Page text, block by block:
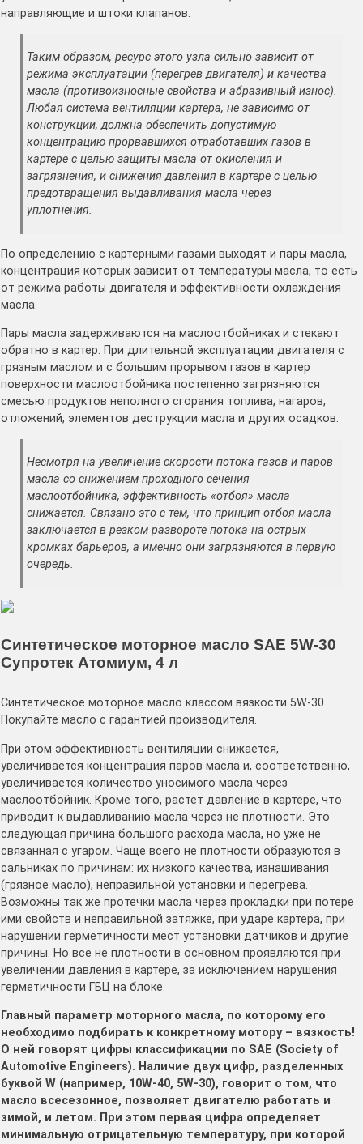
направляющие и штоки клапанов.
Таким образом, ресурс этого узла сильно зависит от
режима эксплуатации (перегрев двигателя) и качества
масла (противоизносные свойства и абразивный износ).
Любая система вентиляции картера, не зависимо от
конструкции, должна обеспечить допустимую
концентрацию прорвавшихся отработавших газов в
картере с целью защиты масла от окисления и
загрязнения, и снижения давления в картере с целью
предотвращения выдавливания масла через
уплотнения.
По определению с картерными газами выходят и пары масла,
концентрация которых зависит от температуры масла, то есть
от режима работы двигателя и эффективности охлаждения
масла.
Пары масла задерживаются на маслоотбойниках и стекают
обратно в картер. При длительной эксплуатации двигателя с
грязным маслом и с большим прорывом газов в картер
поверхности маслоотбойника постепенно загрязняются
смесью продуктов неполного сгорания топлива, нагаров,
отложений, элементов деструкции масла и других осадков.
Несмотря на увеличение скорости потока газов и паров
масла со снижением проходного сечения
маслоотбойника, эффективность «отбоя» масла
снижается. Связано это с тем, что принцип отбоя масла
заключается в резком развороте потока на острых
кромках барьеров, а именно они загрязняются в первую
очередь.
Синтетическое моторное масло SAE 5W-30
Супротек Атомиум, 4 л
Синтетическое моторное масло классом вязкости 5W-30.
Покупайте масло с гарантией производителя.
При этом эффективность вентиляции снижается,
увеличивается концентрация паров масла и, соответственно,
увеличивается количество уносимого масла через
маслоотбойник. Кроме того, растет давление в картере, что
приводит к выдавливанию масла через не плотности. Это
следующая причина большого расхода масла, но уже не
связанная с угаром. Чаще всего не плотности образуются в
сальниках по причинам: их низкого качества, изнашивания
(грязное масло), неправильной установки и перегрева.
Возможны так же протечки масла через прокладки при потере
ими свойств и неправильной затяжке, при ударе картера, при
нарушении герметичности мест установки датчиков и другие
причины. Но все не плотности в основном проявляются при
увеличении давления в картере, за исключением нарушения
герметичности ГБЦ на блоке.
Главный параметр моторного масла, по которому его
необходимо подбирать к конкретному мотору – вязкость!
О ней говорят цифры классификации по SAE (Society of
Automotive Engineers). Наличие двух цифр, разделенных
буквой W (например, 10W-40, 5W-30), говорит о том, что
масло всесезонное, позволяет двигателю работать и
зимой, и летом. При этом первая цифра определяет
минимальную отрицательную температуру, при которой